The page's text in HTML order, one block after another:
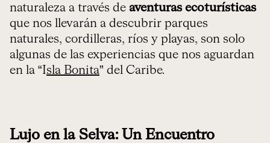
naturaleza a través de aventuras ecoturísticas
que nos llevarán a descubrir parques
naturales, cordilleras, ríos y playas, son solo
algunas de las experiencias que nos aguardan
en la “Isla Bonita” del Caribe.
Lujo en la Selva: Un Encuentro